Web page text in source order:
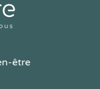
être